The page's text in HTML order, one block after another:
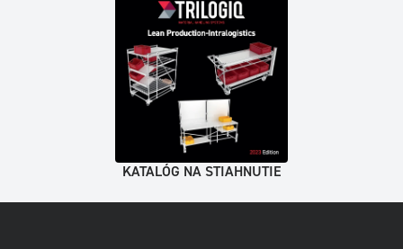
KATALÓG NA STIAHNUTIE